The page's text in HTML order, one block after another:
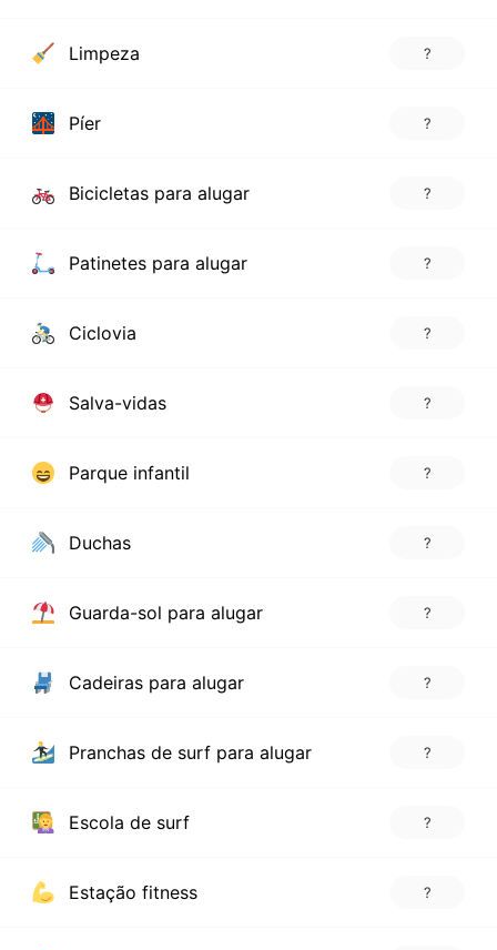
Limpeza ?
Píer ?
Bicicletas para alugar ?
Patinetes para alugar ?
Ciclovia ?
Salva-vidas ?
Parque infantil ?
Duchas ?
Guarda-sol para alugar ?
Cadeiras para alugar ?
Pranchas de surf para alugar ?
Escola de surf ?
Estação fitness ?